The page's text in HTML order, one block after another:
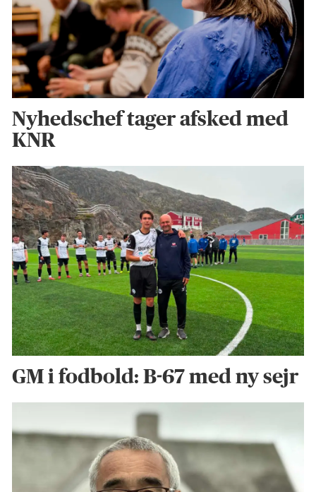
Nyhedschef tager afsked med
KNR
GM i fodbold: B-67 med ny sejr